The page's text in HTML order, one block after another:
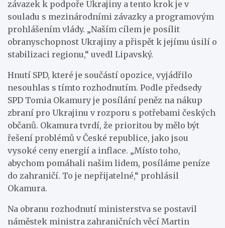
závazek k podpoře Ukrajiny a tento krok je v
souladu s mezinárodními závazky a programovým
prohlášením vlády. „Naším cílem je posílit
obranyschopnost Ukrajiny a přispět k jejímu úsilí o
stabilizaci regionu,“ uvedl Lipavský.
Hnutí SPD, které je součástí opozice, vyjádřilo
nesouhlas s tímto rozhodnutím. Podle předsedy
SPD Tomia Okamury je posílání peněz na nákup
zbraní pro Ukrajinu v rozporu s potřebami českých
občanů. Okamura tvrdí, že prioritou by mělo být
řešení problémů v České republice, jako jsou
vysoké ceny energií a inflace. „Místo toho,
abychom pomáhali našim lidem, posíláme peníze
do zahraničí. To je nepřijatelné,“ prohlásil
Okamura.
Na obranu rozhodnutí ministerstva se postavil
náměstek ministra zahraničních věcí Martin